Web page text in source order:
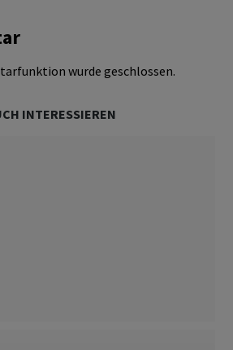
wurde geschlossen.
INTERESSIEREN